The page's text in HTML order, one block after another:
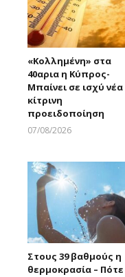
«Κολλημένη» στα
40αρια η Κύπρος-
Μπαίνει σε ισχύ νέα
κίτρινη
προειδοποίηση
07/08/2026
Στους 39 βαθμούς η
θερμοκρασία – Πότε